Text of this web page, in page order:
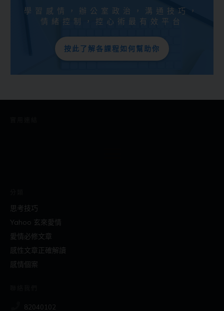
學習感情，辦公室政治，溝通技巧，
情緒控制，控心術最有效平台
按此了解各課程如何幫助你
思考技巧
Yahoo 玄來愛情
愛情必修文章
感性文章正確解讀
感情個案
82040102